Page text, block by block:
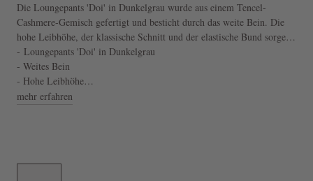
Die Loungepants 'Doi' in Dunkelgrau wurde aus einem Tencel-
Cashmere-Gemisch gefertigt und besticht durch das weite Bein. Die
hohe Leibhöhe, der klassische Schnitt und der elastische Bund sorgen
für einen stilvollen Look.
- Loungepants 'Doi' in Dunkelgrau
- Weites Bein
- Hohe Leibhöhe
- Elastischer Bund
mehr erfahren